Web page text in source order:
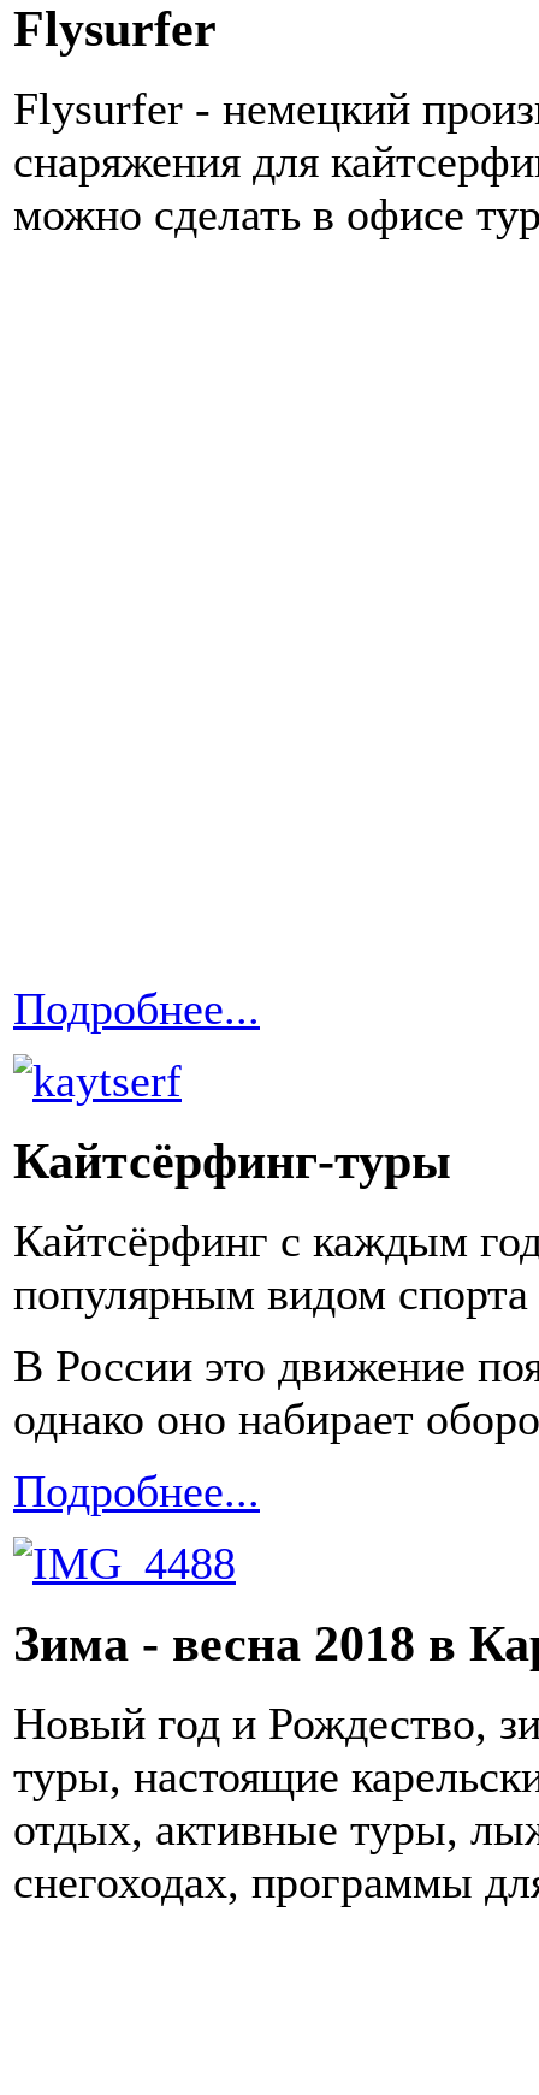
Flysurfer
Flysurfer - немецкий
снаряжения для
можно сделать в офисе
Подробнее...
Кайтсёрфинг-туры
Кайтсёрфинг с каждым
популярным видом
В России это движение
однако оно набирает
Подробнее...
Зима - весна 2018 в
Новый год и Рождество,
туры, настоящие
отдых, активные туры,
снегоходах, программы